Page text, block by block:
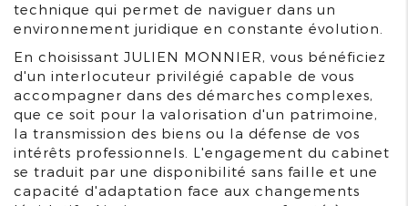
technique qui permet de naviguer dans un
environnement juridique en constante évolution.
En choisissant JULIEN MONNIER, vous bénéficiez
d'un interlocuteur privilégié capable de vous
accompagner dans des démarches complexes,
que ce soit pour la valorisation d'un patrimoine,
la transmission des biens ou la défense de vos
intérêts professionnels. L'engagement du cabinet
se traduit par une disponibilité sans faille et une
capacité d'adaptation face aux changements